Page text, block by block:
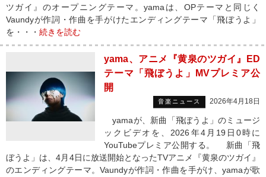
ツガイ』のオープニングテーマ。yamaは、OPテーマと同じく
Vaundyが作詞・作曲を手がけたエンディングテーマ「飛ぼうよ」
を・・・ 続きを読む
yama、アニメ『黄泉のツガイ』ED
テーマ「飛ぼうよ」MVプレミア公
開
音楽ニュース 2026年4月18日
yamaが、新曲「飛ぼうよ」のミュージ
ックビデオを、2026年4月19日0時に
YouTubeプレミア公開する。 新曲「飛
ぼうよ」は、4月4日に放送開始となったTVアニメ『黄泉のツガイ』
のエンディングテーマ。Vaundyが作詞・作曲を手がけ、yamaが歌